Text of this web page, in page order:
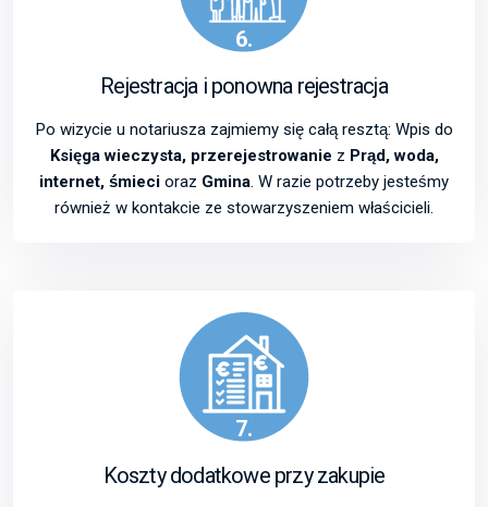
6.
Rejestracja i ponowna rejestracja
Po wizycie u notariusza zajmiemy się całą resztą: Wpis do
Księga wieczysta, przerejestrowanie z Prąd, woda,
internet, śmieci oraz Gmina. W razie potrzeby jesteśmy
również w kontakcie ze stowarzyszeniem właścicieli.
7.
Koszty dodatkowe przy zakupie